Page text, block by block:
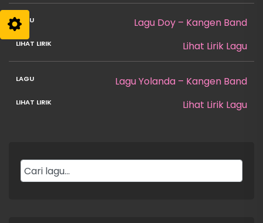
Lagu Doy – Kangen Band
Lihat Lirik Lagu
Lagu Yolanda – Kangen Band
Lihat Lirik Lagu